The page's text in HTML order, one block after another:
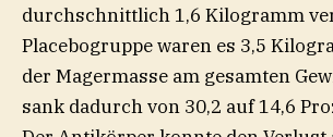
durchschnittlich 1,6 Kilogramm
Placebogruppe waren es 3,5
der Magermasse am gesamten
sank dadurch von 30,2 auf 14,6